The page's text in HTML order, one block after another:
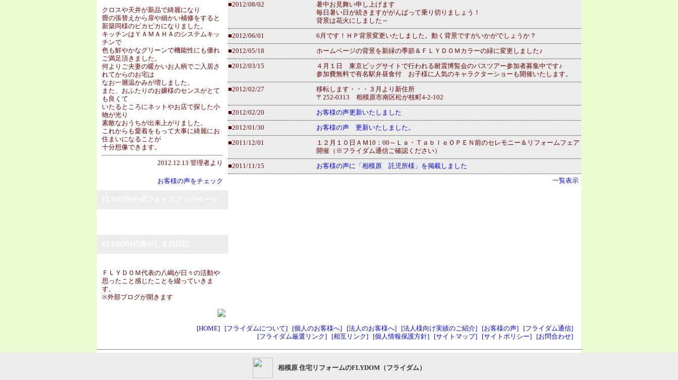
クロスや天井が新品で綺麗になり
畳の張替えから扉や細かい補修をすると
新築同様のピカピカになりました。
キッチンはＹＡＭＡＨＡのシステムキッ
チンで
色も鮮やかなグリーンで機能性にも優れ
ご満足頂きました。
何よりご夫妻の暖かいお人柄でご入居さ
れてからのお宅は
なお一層温かみが増しました。
また、おふたりのお嬢様のセンスがとて
も良くて
いたるところにネットやお店で探した小
物が光り
素敵なおうちが出来上がりました。
これからも愛着をもって大事に綺麗にお
住まいになることが
十分想像できます。
2012.12.13 管理者より
お客様の声をチェック
ＦＬＹＤＯＭ代表の八嶋が日々の活動や
思ったこと感じたことを綴っていきま
す。
※外部ブログが開きます
■2012/08/02
暑中お見舞い申し上げます
毎日暑い日が続きますががんばって乗り切りましょう！
背景は花火にしました～
■2012/06/01
6月です！ＨＰ背景変更いたしました。動く背景ですがいかがでしょうか？
■2012/05/18
ホームページの背景を新緑の季節＆ＦＬＹＤＯＭカラーの緑に変更しました♪
■2012/03/15
４月１日 東京ビッグサイトで行われる耐震博覧会のバスツアー参加者募集中です♪
参加費無料で有名駅弁昼食付 お子様に人気のキャラクターショーも開催いたします。
■2012/02/27
移転します・・・３月より新住所
〒252-0313 相模原市南区松が枝町4-2-102
■2012/02/20
お客様の声更新いたしました
■2012/01/30
お客様の声 更新いたしました。
■2011/12/01
１２月１０日ＡＭ10：00～Ｌａ・ＴａｂｌｅＯＰＥＮ前のセレモニー＆リフォームフェア
開催（※フライダム通信ご確認ください）
■2011/11/15
お客様の声に「相模原 託児所様」を掲載しました
一覧表示
[HOME] [フライダムについて] [個人のお客様へ] [法人のお客様へ] [法人様向け実績のご紹介] [お客様の声]
[フライダム通信]
[フライダム厳選リンク]
[相互リンク] [個人情報保護方針] [サイトマップ] [サイトポリシー] [お問合わせ]
相模原 住宅リフォームのFLYDOM（フライダム）